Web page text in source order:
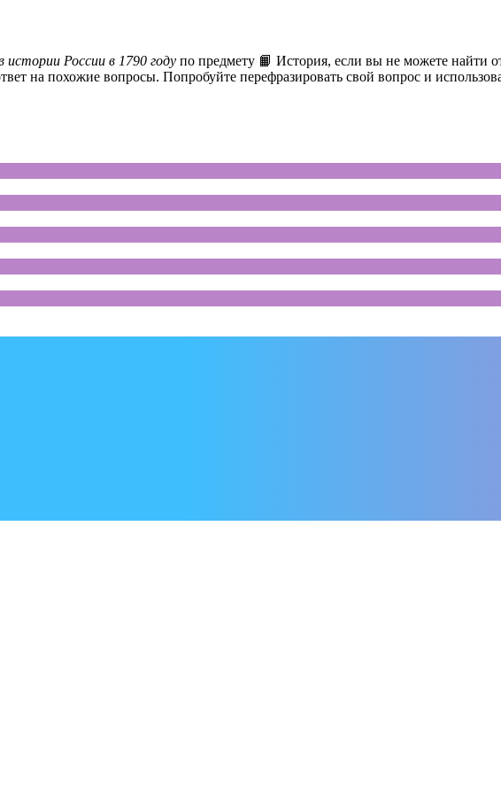
России в 1790 году по предмету 📙 История, если вы не можете найти
на похожие вопросы. Попробуйте перефразировать свой вопрос и